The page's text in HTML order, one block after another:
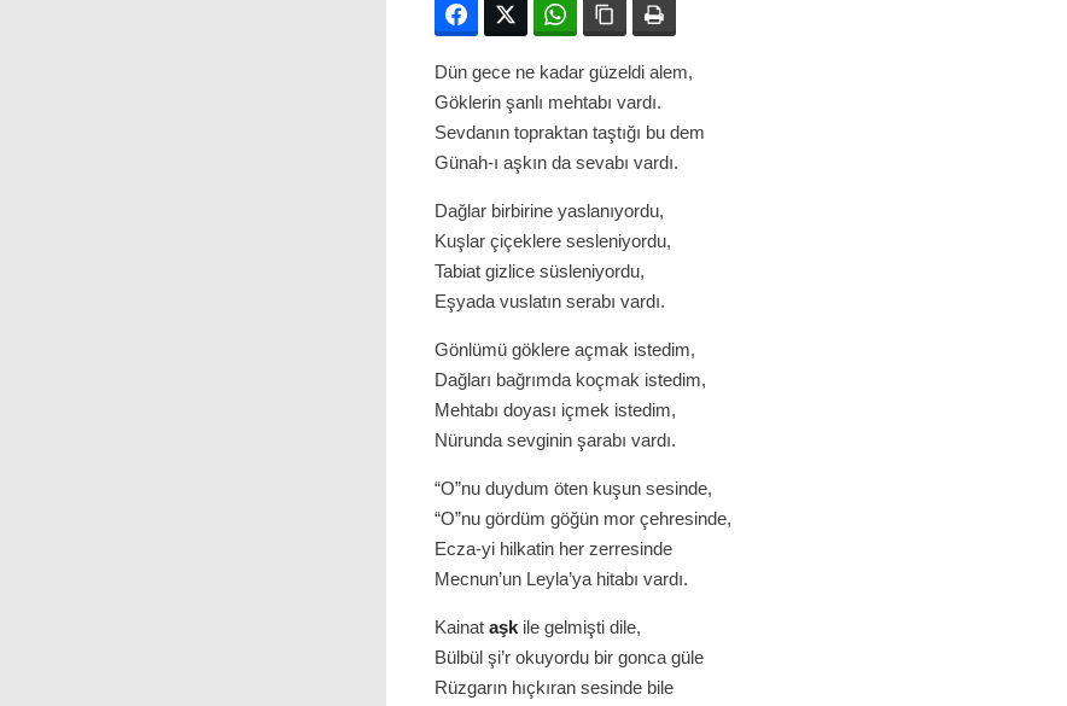
FacebookTwitter WhatsAppBağlanıyı kopyala
Dün gece ne kadar güzeldi alem,
Göklerin şanlı mehtabı vardı.
Sevdanın topraktan taştığı bu dem
Günah-ı aşkın da sevabı vardı.
Dağlar birbirine yaslanıyordu,
Kuşlar çiçeklere sesleniyordu,
Tabiat gizlice süsleniyordu,
Eşyada vuslatın serabı vardı.
Gönlümü göklere açmak istedim,
Dağları bağrımda koçmak istedim,
Mehtabı doyası içmek istedim,
Nürunda sevginin şarabı vardı.
“O”nu duydum öten kuşun sesinde,
“O”nu gördüm göğün mor çehresinde,
Ecza-yi hilkatin her zerresinde
Mecnun’un Leyla’ya hitabı vardı.
Kainat aşk ile gelmişti dile,
Bülbül şi’r okuyordu bir gonca güle
Rüzgarın hıçkıran sesinde bile